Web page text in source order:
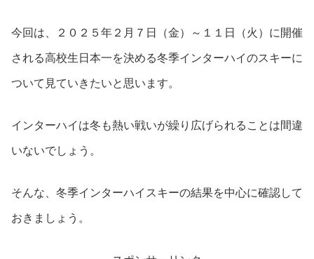
今回は、２０２５年２月７日（金）～１１日（火）に開催
される高校生日本一を決める冬季インターハイのスキーに
ついて見ていきたいと思います。
インターハイは冬も熱い戦いが繰り広げられることは間違
いないでしょう。
そんな、冬季インターハイスキーの結果を中心に確認して
おきましょう。